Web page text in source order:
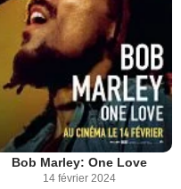
Bob Marley: One Love
14 février 2024